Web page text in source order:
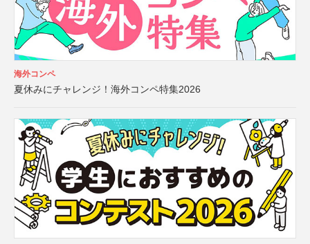
海外コンペ
夏休みにチャレンジ！海外コンペ特集2026